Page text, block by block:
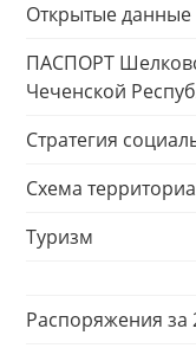
Открытые данные
ПАСПОРТ
Чеченской
Стратегия
Схема
Туризм
Распоряжения за